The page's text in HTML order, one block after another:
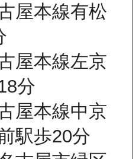
屋本線有松
屋本線左京
分
屋本線中京
駅歩20分